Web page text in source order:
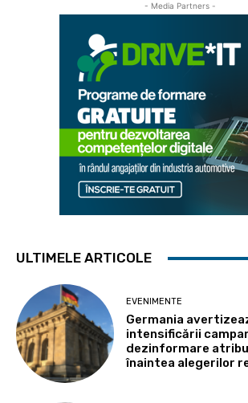
- Media Partners -
ULTIMELE ARTICOLE
EVENIMENTE
Germania
intensificării
dezinformare
înaintea alegerilor